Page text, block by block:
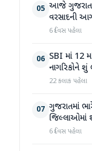
05 આજે ગુજરાત
વરસાદની
6 દિવસ પહેલા
06 SBI માં 12
નાગરિકોને
22 કલાક પહેલા
07 ગુજરાતમાં
જિલ્લાઓમાં
6 દિવસ પહેલા